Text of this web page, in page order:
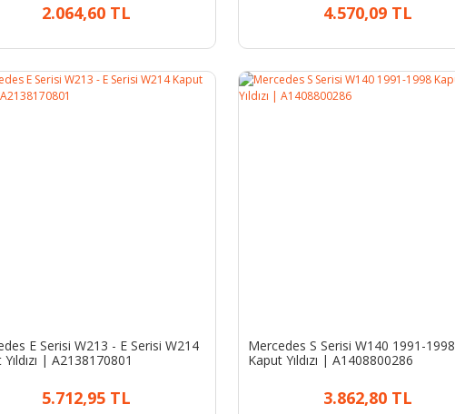
2.064,60 TL 4.570,09 TL
E Serisi W213 - E Serisi W214
| A2138170801
5.712,95 TL
Mercedes S Serisi W140 1991-1998
Kaput Yıldızı | A1408800286
3.862,80 TL